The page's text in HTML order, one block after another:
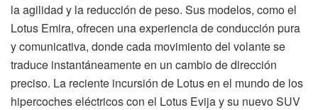
la agilidad y la reducción de peso. Sus modelos, como el
Lotus Emira, ofrecen una experiencia de conducción pura
y comunicativa, donde cada movimiento del volante se
traduce instantáneamente en un cambio de dirección
preciso. La reciente incursión de Lotus en el mundo de los
hipercoches eléctricos con el Lotus Evija y su nuevo SUV